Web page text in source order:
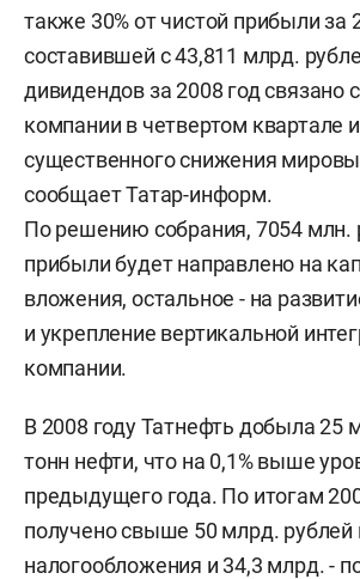
также 30% от чистой прибыли за
составившей с 43,811 млрд.
дивидендов за 2008 год связано
компании в четвертом квартале
существенного снижения
сообщает Татар-информ.
По решению собрания, 7054 млн.
прибыли будет направлено на
вложения, остальное - на
и укрепление вертикальной
компании.
В 2008 году Татнефть добыла 25
тонн нефти, что на 0,1% выше
предыдущего года. По итогам
получено свыше 50 млрд.
налогообложения и 34,3 млрд. -